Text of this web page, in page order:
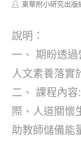
Post東華附小研究出版
說明：
一、 期盼透
人文素養落實
二、 課程內
際、人道關懷
助教師儲備能